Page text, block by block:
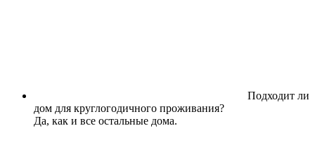
Подходит ли
дом для круглогодичного проживания?
Да, как и все остальные дома.